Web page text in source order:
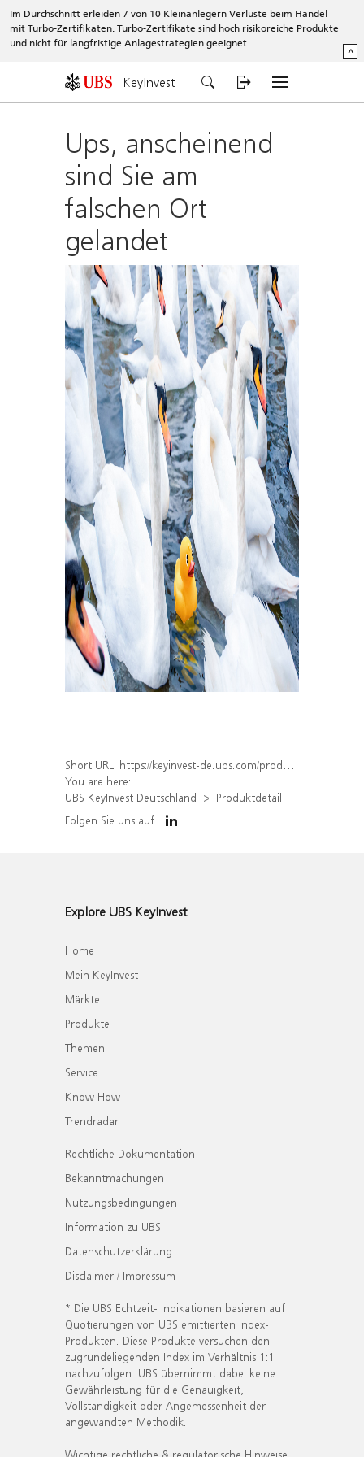
Im Durchschnitt erleiden 7 von 10 Kleinanlegern Verluste beim Handel
mit Turbo-Zertifikaten. Turbo-Zertifikate sind hoch risikoreiche Produkte
und nicht für langfristige Anlagestrategien geeignet.
^
KeyInvest
Ups, anscheinend
sind Sie am
falschen Ort
gelandet
Short URL: https://keyinvest-de.ubs.com/produkt/detail/index/isin/DE000WA6GMF9
You are here:
UBS KeyInvest Deutschland
Produktdetail
Folgen Sie uns auf
Explore UBS KeyInvest
Home
Mein KeyInvest
Märkte
Produkte
Themen
Service
Know How
Trendradar
Rechtliche Dokumentation
Bekanntmachungen
Nutzungsbedingungen
Information zu UBS
Datenschutzerklärung
Disclaimer / Impressum
* Die UBS Echtzeit- Indikationen basieren auf
Quotierungen von UBS emittierten Index-
Produkten. Diese Produkte versuchen den
zugrundeliegenden Index im Verhältnis 1:1
nachzufolgen. UBS übernimmt dabei keine
Gewährleistung für die Genauigkeit,
Vollständigkeit oder Angemessenheit der
angewandten Methodik.